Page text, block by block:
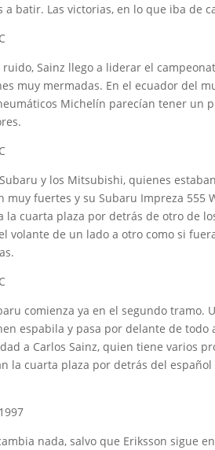
a batir. Las victorias, en lo que iba de
Sainz llego a liderar el
muy mermadas. En el ecuador del
Michelín parecían tener un
y los Mitsubishi, quienes
muy fuertes y su Subaru Impreza 555
la cuarta plaza por detrás de otro de
volante de un lado a otro como si
comienza ya en el segundo tramo.
espabila y pasa por delante de
a Carlos Sainz, quien tiene varios
la cuarta plaza por detrás del
nada, salvo que Eriksson sigue